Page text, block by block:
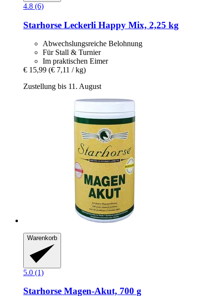
4.8 (6)
Starhorse Leckerli Happy Mix, 2,25 kg
Abwechslungsreiche Belohnung
Für Stall & Turnier
Im praktischen Eimer
€ 15,99 (€ 7,11 / kg)
Zustellung bis 11. August
Warenkorb
5.0 (1)
Starhorse Magen-​Akut, 700 g